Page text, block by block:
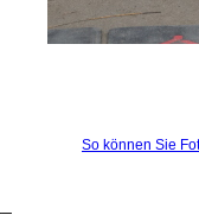
So können Sie